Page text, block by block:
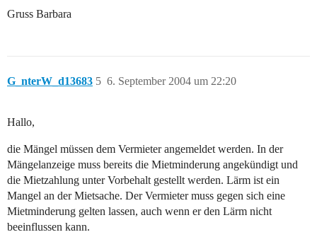
Gruss Barbara
G_nterW_d13683 6. September 2004 um 22:20
5
Hallo,
die Mängel müssen dem Vermieter angemeldet werden. In der
Mängelanzeige muss bereits die Mietminderung angekündigt und
die Mietzahlung unter Vorbehalt gestellt werden. Lärm ist ein
Mangel an der Mietsache. Der Vermieter muss gegen sich eine
Mietminderung gelten lassen, auch wenn er den Lärm nicht
beeinflussen kann.